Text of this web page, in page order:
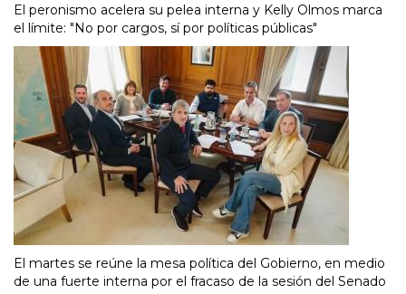
El peronismo acelera su pelea interna y Kelly Olmos marca
el límite: "No por cargos, sí por políticas públicas"
El martes se reúne la mesa política del Gobierno, en medio
de una fuerte interna por el fracaso de la sesión del Senado